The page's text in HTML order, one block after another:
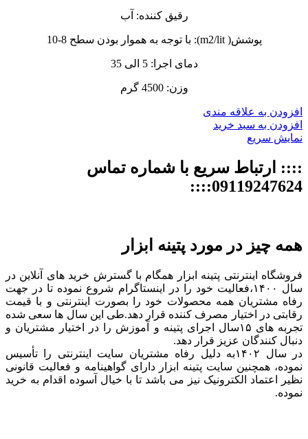
رقیق کننده: آب
پوشش( m2/lit): با توجه به هموار بودن سطح 8-10
دمای اجرا: 5 الی 35
وزن: 4500 گرم
افزودن به علاقه مندی
افزودن به سبد خرید
نمایش سریع
:::: ارتباط سریع با شماره تماس
09119247624::::
همه چیز در مورد پتینه ابزار
فروشگاه اینترنتی پتینه ابزار همگام با گسترش خرید های آنلاین در
سال ۱۴۰۰،فعالیت خود را در اینستاگرام شروع نموده تا در جهت
رفاه مشتریان همه محصولات خود را بصورت اینترنتی و با قیمت
رقابتی در اختیار مصرف کننده قرار دهد.طی این سال ها سعی شده
تجربه های ۱۵سال اجرای پتینه و آموزش را در اختیار مشتریان و
دنبال کنندگان عزیز قرار دهد.
در سال ۱۴۰۲به دلیل رفاه مشتریان سایت اینترنتی را تأسیس
نموده، همچنین سایت پتینه ابزار دارای گواهینامه و فعالیت قانونی
نظیر اعتماد الکترونیک نیز می باشد تا با خیال آسوده اقدام به خرید
نموده.